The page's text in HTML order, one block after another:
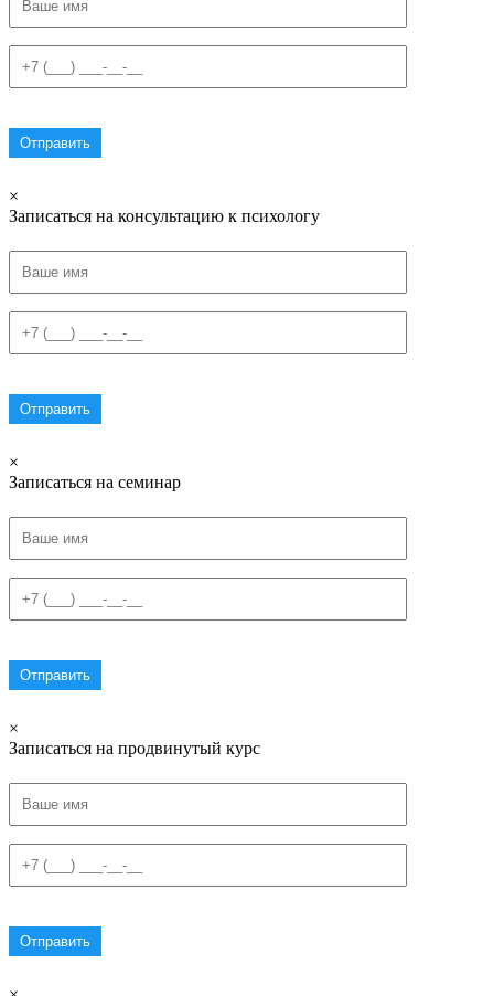
×
Записаться на консультацию к психологу
×
Записаться на семинар
×
Записаться на продвинутый курс